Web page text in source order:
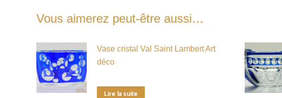
Vous aimerez peut-être aussi…
Vase cristal Val Saint Lambert Art
déco
Lire la suite